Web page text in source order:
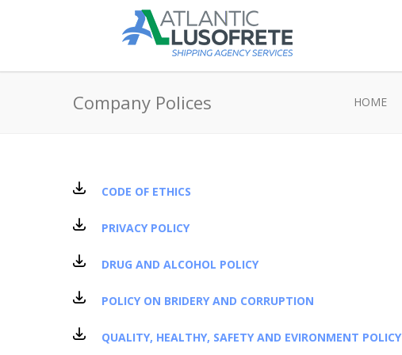
HOME
Company Polices
CODE OF ETHICS
PRIVACY POLICY
DRUG AND ALCOHOL POLICY
POLICY ON BRIDERY AND CORRUPTION
QUALITY, HEALTHY, SAFETY AND EVIRONMENT POLICY